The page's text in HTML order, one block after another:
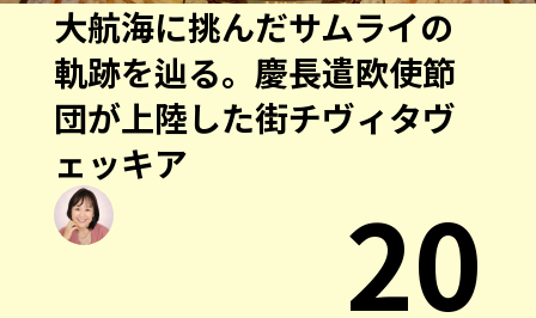
大航海に挑んだサムライの
軌跡を辿る。慶長遣欧使節
団が上陸した街チヴィタヴ
ェッキア
20